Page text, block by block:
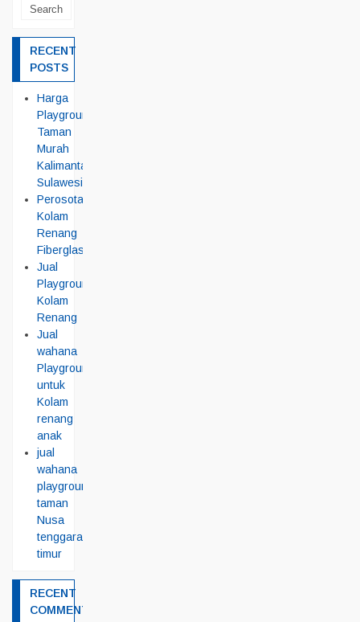
RECENT
POSTS
Harga
Playground
Taman
Murah
Kalimantan
Sulawesi
Perosotan
Kolam
Renang
Fiberglass
Jual
Playground
Kolam
Renang
Jual
wahana
Playground
untuk
Kolam
renang
anak
jual
wahana
playground
taman
Nusa
tenggara
timur
RECENT
COMMENTS